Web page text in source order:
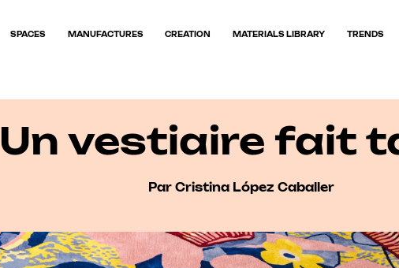
SPACES MANUFACTURES CREATION MATERIALS LIBRARY TRENDS
Un vestiaire fait
Par Cristina López Caballer